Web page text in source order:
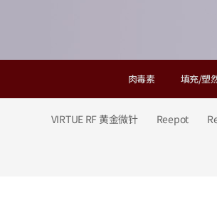
肉毒素 填充/塑
VIRTUE RF 黄金微针 Reepot